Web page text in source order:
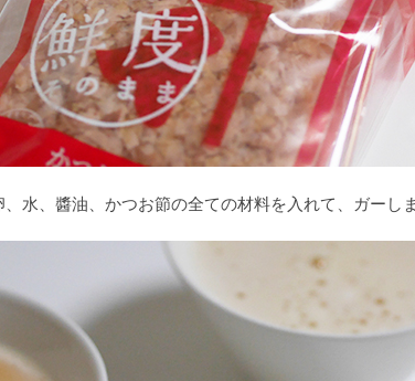
水、醬油、かつお節の全ての材料を入れて、ガーしま